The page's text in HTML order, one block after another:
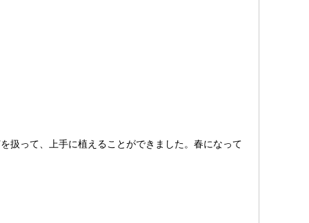
扱って、上手に植えることができました。春になって